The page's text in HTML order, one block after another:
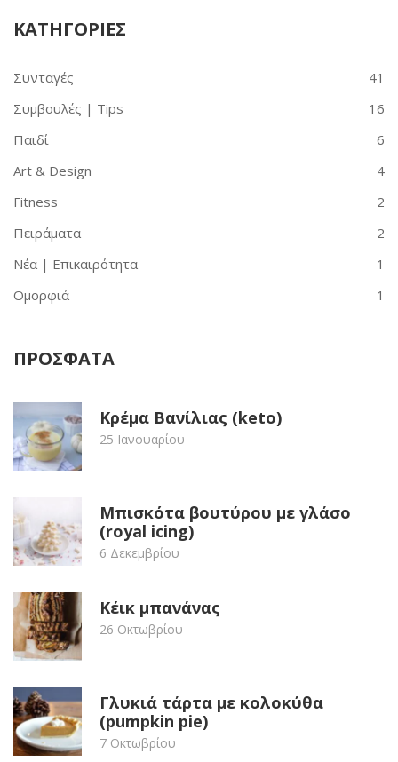
ΚΑΤΗΓΟΡΙΕΣ
Συνταγές
41
Συμβουλές | Tips
16
Παιδί
6
Art & Design
4
Fitness
2
Πειράματα
2
Νέα | Επικαιρότητα
1
Ομορφιά
1
ΠΡΟΣΦΑΤΑ
Κρέμα Βανίλιας (keto)
25 Ιανουαρίου
Μπισκότα βουτύρου με γλάσο
(royal icing)
6 Δεκεμβρίου
Κέικ μπανάνας
26 Οκτωβρίου
Γλυκιά τάρτα με κολοκύθα
(pumpkin pie)
7 Οκτωβρίου